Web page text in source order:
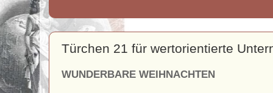
Türchen 21 für wertorientierte
WUNDERBARE WEIHNACHTEN